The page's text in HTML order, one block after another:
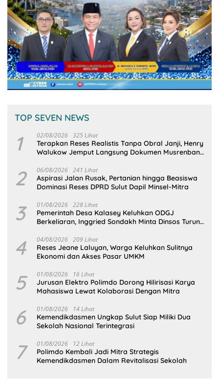
TOP SEVEN NEWS
1 02/08/2026 325 Lihat
Terapkan Reses Realistis Tanpa Obral Janji, Henry
Walukow Jemput Langsung Dokumen Musrenbang
2 06/08/2026 241 Lihat
Aspirasi Jalan Rusak, Pertanian hingga Beasiswa
Dominasi Reses DPRD Sulut Dapil Minsel-Mitra
3 01/08/2026 228 Lihat
Pemerintah Desa Kalasey Keluhkan ODGJ
Berkeliaran, Inggried Sondakh Minta Dinsos Turun
4 04/08/2026 209 Lihat
Reses Jeane Laluyan, Warga Keluhkan Sulitnya
Ekonomi dan Akses Pasar UMKM
5 01/08/2026 16 Lihat
Jurusan Elektro Polimdo Dorong Hilirisasi Karya
Mahasiswa Lewat Kolaborasi Dengan Mitra
6 01/08/2026 14 Lihat
Kemendikdasmen Ungkap Sulut Siap Miliki Dua
Sekolah Nasional Terintegrasi
7 01/08/2026 12 Lihat
Polimdo Kembali Jadi Mitra Strategis
Kemendikdasmen Dalam Revitalisasi Sekolah